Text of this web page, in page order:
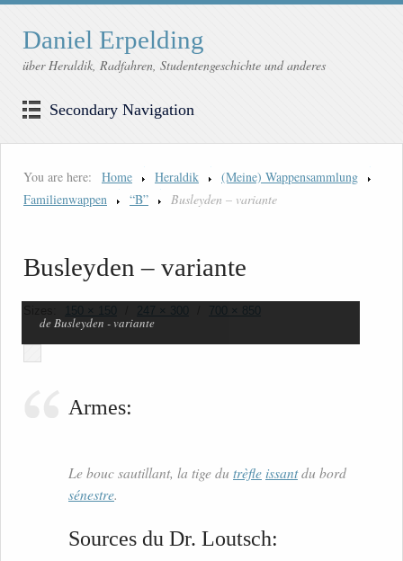
Daniel Erpelding
über Heraldik, Radfahren, Studentengeschichte und anderes
Secondary Navigation
You are here: Home Heraldik
(Meine) Wappensammlung
Familienwappen
“B” Busleyden – variante
Busleyden – variante
150 × 150 247 × 300 700 × 850
de Busleyden - variante
Armes:
Le bouc sautillant, la tige du trèfleissantdu bord
sénestre.
Sources du Dr. Loutsch: